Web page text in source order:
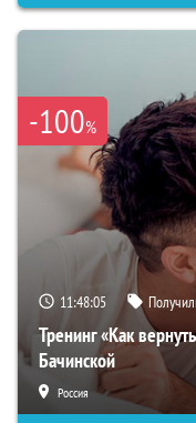
-100%
11:48:04
Тренинг «Как
Бачинской
Россия